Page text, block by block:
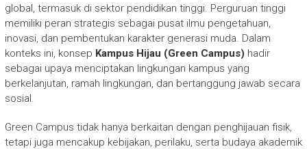
global, termasuk di sektor pendidikan tinggi. Perguruan tinggi
memiliki peran strategis sebagai pusat ilmu pengetahuan,
inovasi, dan pembentukan karakter generasi muda. Dalam
konteks ini, konsep Kampus Hijau (Green Campus) hadir
sebagai upaya menciptakan lingkungan kampus yang
berkelanjutan, ramah lingkungan, dan bertanggung jawab secara
sosial.
Green Campus tidak hanya berkaitan dengan penghijauan fisik,
tetapi juga mencakup kebijakan, perilaku, serta budaya akademik